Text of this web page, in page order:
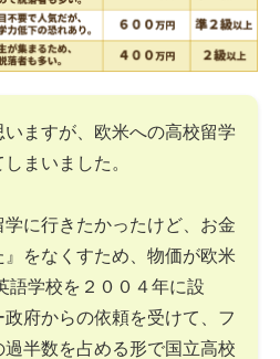
ますが、欧米への高校留学
まいました。
に行きたかったけど、お金
をなくすため、物価が欧米
語学校を２００４年に設
府からの依頼を受けて、フ
半数を占める形で国立高校